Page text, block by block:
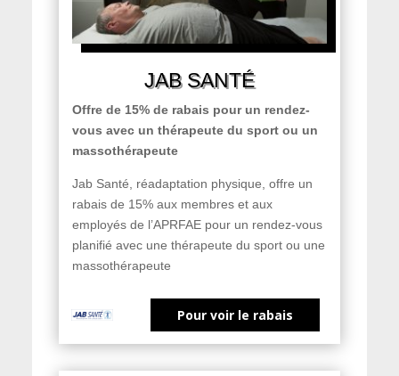
JAB SANTÉ
Offre de 15% de rabais pour un rendez-
vous avec un thérapeute du sport ou un
massothérapeute
Jab Santé, réadaptation physique, offre un
rabais de 15% aux membres et aux
employés de l’APRFAE pour un rendez-vous
planifié avec une thérapeute du sport ou une
massothérapeute
Pour voir le rabais